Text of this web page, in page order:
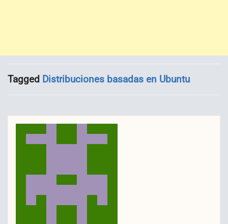
Tagged Distribuciones basadas en Ubuntu